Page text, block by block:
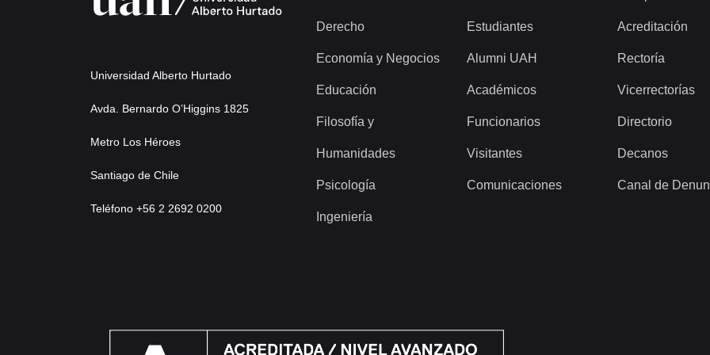
Universidad Alberto Hurtado
Avda. Bernardo O’Higgins 1825
Metro Los Héroes
Santiago de Chile
Teléfono +56 2 2692 0200
Derecho
Economía y Negocios
Educación
Filosofía y
Humanidades
Psicología
Ingeniería
Estudiantes
Alumni UAH
Académicos
Funcionarios
Visitantes
Comunicaciones
Acreditación
Rectoría
Vicerrectorías
Directorio
Decanos
Canal de